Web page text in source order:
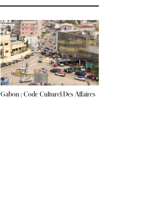
Gabon : Code Culturel Des Affaires